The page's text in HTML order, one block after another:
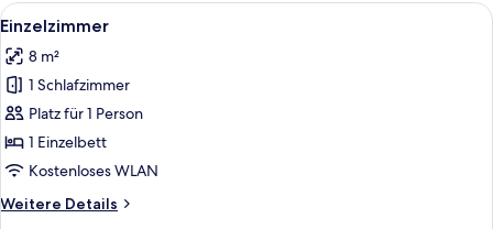
Alle
Fotos
für
Einzelzimmer
anzeigen
Ein Hotelzimmer mit Bett,
4
Einzelzimmer
8 m²
1 Schlafzimmer
Platz für 1 Person
1 Einzelbett
Kostenloses WLAN
Weitere Details
Weitere